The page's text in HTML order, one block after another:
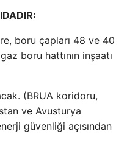
boru çapları 48 ve 40
boru hattının inşaatı
(BRUA koridoru,
ve Avusturya
güvenliği açısından